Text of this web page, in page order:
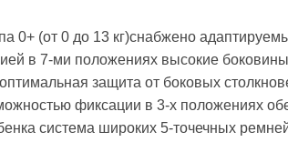
0+ (от 0 до 13 кг)снабжено
в 7-ми положениях высокие
защита от боковых
фиксации в 3-х положениях
система широких 5-точечных